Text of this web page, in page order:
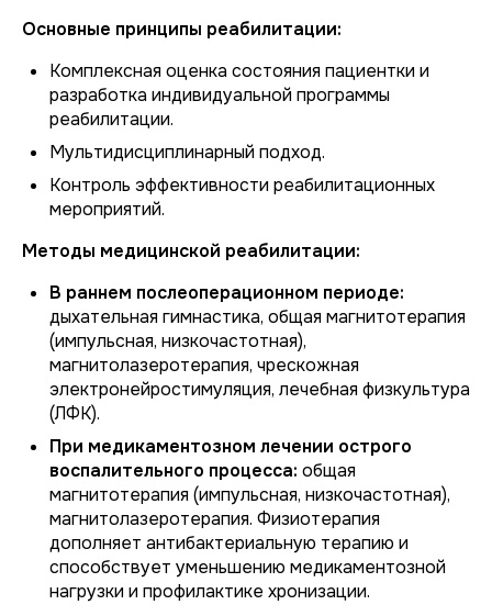
Основные принципы реабилитации:
Комплексная оценка состояния пациентки и
разработка индивидуальной программы
реабилитации.
Мультидисциплинарный подход.
Контроль эффективности реабилитационных
мероприятий.
Методы медицинской реабилитации:
В раннем послеоперационном периоде:
дыхательная гимнастика, общая магнитотерапия
(импульсная, низкочастотная),
магнитолазеротерапия, чрескожная
электронейростимуляция, лечебная физкультура
(ЛФК).
При медикаментозном лечении острого
воспалительного процесса: общая
магнитотерапия (импульсная, низкочастотная),
магнитолазеротерапия. Физиотерапия
дополняет антибактериальную терапию и
способствует уменьшению медикаментозной
нагрузки и профилактике хронизации.